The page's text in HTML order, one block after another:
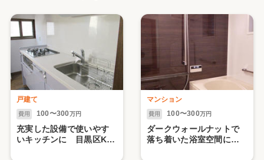
戸建て
費用 100〜300万円
充実した設備で使いやす
いキッチンに 目黒区K様
マンション
費用 100〜300万円
ダークウォールナットで
落ち着いた浴室空間に